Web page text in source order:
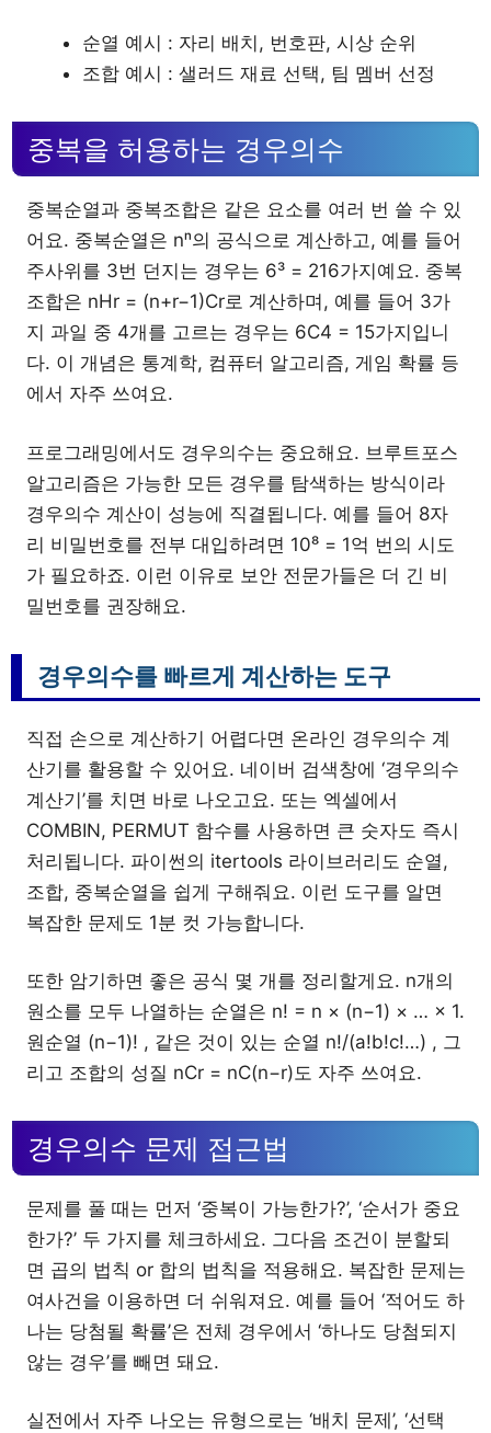
순열 예시 : 자리 배치, 번호판, 시상 순위
조합 예시 : 샐러드 재료 선택, 팀 멤버 선정
중복을 허용하는 경우의수
중복순열과 중복조합은 같은 요소를 여러 번 쓸 수 있
어요. 중복순열은 nⁿ의 공식으로 계산하고, 예를 들어
주사위를 3번 던지는 경우는 6³ = 216가지예요. 중복
조합은 nHr = (n+r−1)Cr로 계산하며, 예를 들어 3가
지 과일 중 4개를 고르는 경우는 6C4 = 15가지입니
다. 이 개념은 통계학, 컴퓨터 알고리즘, 게임 확률 등
에서 자주 쓰여요.
프로그래밍에서도 경우의수는 중요해요. 브루트포스
알고리즘은 가능한 모든 경우를 탐색하는 방식이라
경우의수 계산이 성능에 직결됩니다. 예를 들어 8자
리 비밀번호를 전부 대입하려면 10⁸ = 1억 번의 시도
가 필요하죠. 이런 이유로 보안 전문가들은 더 긴 비
밀번호를 권장해요.
경우의수를 빠르게 계산하는 도구
직접 손으로 계산하기 어렵다면 온라인 경우의수 계
산기를 활용할 수 있어요. 네이버 검색창에 ‘경우의수
계산기’를 치면 바로 나오고요. 또는 엑셀에서
COMBIN, PERMUT 함수를 사용하면 큰 숫자도 즉시
처리됩니다. 파이썬의 itertools 라이브러리도 순열,
조합, 중복순열을 쉽게 구해줘요. 이런 도구를 알면
복잡한 문제도 1분 컷 가능합니다.
또한 암기하면 좋은 공식 몇 개를 정리할게요. n개의
원소를 모두 나열하는 순열은 n! = n × (n−1) × … × 1.
원순열 (n−1)! , 같은 것이 있는 순열 n!/(a!b!c!…) , 그
리고 조합의 성질 nCr = nC(n−r)도 자주 쓰여요.
경우의수 문제 접근법
문제를 풀 때는 먼저 ‘중복이 가능한가?’, ‘순서가 중요
한가?’ 두 가지를 체크하세요. 그다음 조건이 분할되
면 곱의 법칙 or 합의 법칙을 적용해요. 복잡한 문제는
여사건을 이용하면 더 쉬워져요. 예를 들어 ‘적어도 하
나는 당첨될 확률’은 전체 경우에서 ‘하나도 당첨되지
않는 경우’를 빼면 돼요.
실전에서 자주 나오는 유형으로는 ‘배치 문제’, ‘선택